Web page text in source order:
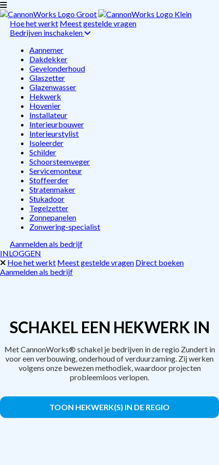
Hoe het werkt Meest gestelde vragen
Bedrijven inschakelen
Aannemer
Dakdekker
Gevelonderhoud
Glaszetter
Glazenwasser
Hekwerk
Hovenier
Installateur
Interieurbouwer
Interieurstylist
Isoleerder
Schilder
Schoorsteenveger
Servicemonteur
Stoffeerder
Stratenmaker
Stukadoor
Tegelzetter
Zonnepanelen
Zonwering-specialist
Aanmelden als bedrijf
INLOGGEN
Hoe het werkt Meest gestelde vragen Direct boeken
Aanmelden als bedrijf
SCHAKEL EEN HEKWERK IN
Met CannonWorks® schakel je bedrijven in de regio Zundert in
voor een verbouwing, onderhoud of verduurzaming. Zij werken
volgens onze bewezen methodiek, waardoor projecten
probleemloos verlopen.
TOON HEKWERK(S) IN DE REGIO